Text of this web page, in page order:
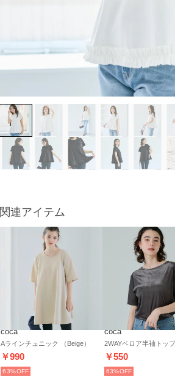
関連アイテム
coca
Aラインチュニック （Beige）
￥990
63%
coca
￥550
63%